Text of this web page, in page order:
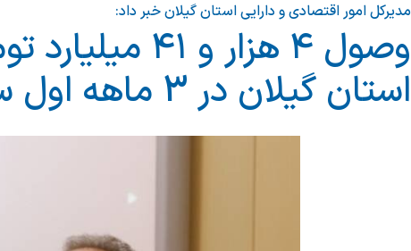
مدیرکل امور اقتصادی و دارایی استان گیلان خبر داد:
وصول ۴ هزار و
استان گیلان در 3 ماهه اول سال جاری